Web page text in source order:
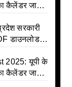
| UP
कैलेंडर जारी |
| UP
Holidays
सरकारी
डाउनलोड
List |
2025: यूपी के
कैलेंडर जारी |